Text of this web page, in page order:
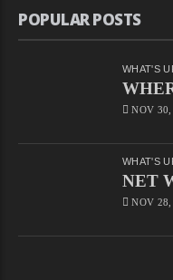
POPULAR POSTS
WHAT'S
NOV 30,
WHAT'S
NET
NOV 28,